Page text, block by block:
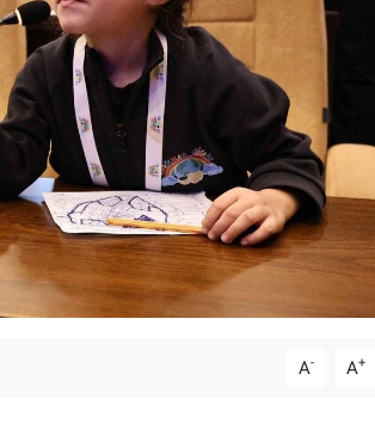
A- A+